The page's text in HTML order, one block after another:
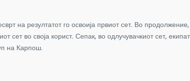
на резултатот го освоија првиот сет. Во
во своја корист. Сепак, во одлучувачкиот сет,
на Карпош.